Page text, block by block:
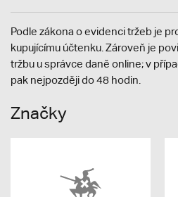
Podle zákona o evidenci tržeb je
kupujícímu účtenku. Zároveň je
tržbu u správce daně online; v
pak nejpozději do 48 hodin.
Značky